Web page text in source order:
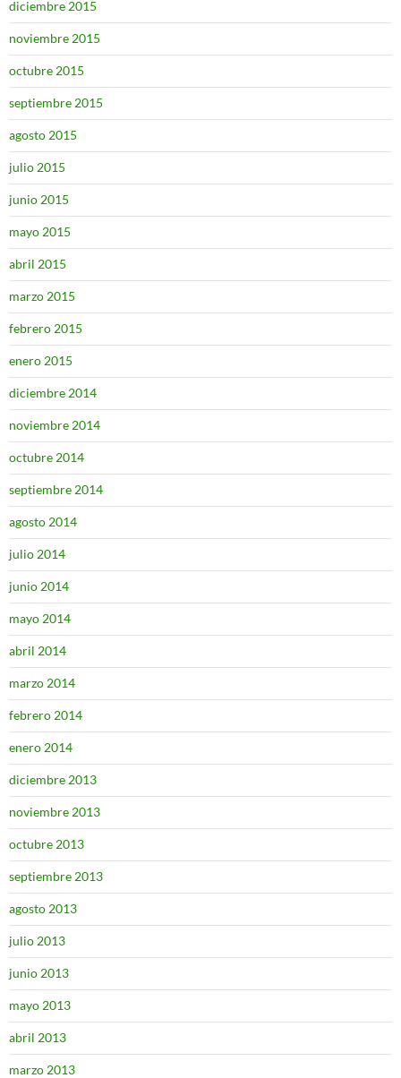
diciembre 2015
noviembre 2015
octubre 2015
septiembre 2015
agosto 2015
julio 2015
junio 2015
mayo 2015
abril 2015
marzo 2015
febrero 2015
enero 2015
diciembre 2014
noviembre 2014
octubre 2014
septiembre 2014
agosto 2014
julio 2014
junio 2014
mayo 2014
abril 2014
marzo 2014
febrero 2014
enero 2014
diciembre 2013
noviembre 2013
octubre 2013
septiembre 2013
agosto 2013
julio 2013
junio 2013
mayo 2013
abril 2013
marzo 2013